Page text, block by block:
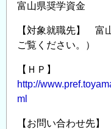
リ
ア
講
会
（英
語）
富山県奨学資金
【対象就職先】 富
ご覧ください。）
【ＨＰ】
http://
ml
【お問い合わせ先